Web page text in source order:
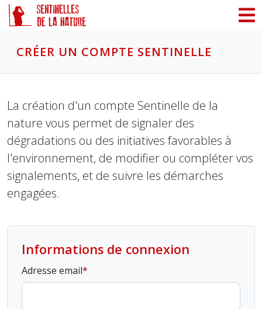
CRÉER UN COMPTE SENTINELLE
La création d'un compte Sentinelle de la
nature vous permet de signaler des
dégradations ou des initiatives favorables à
l'environnement, de modifier ou compléter vos
signalements, et de suivre les démarches
engagées.
Informations de connexion
Adresse email
Panneau de gestion des cookies